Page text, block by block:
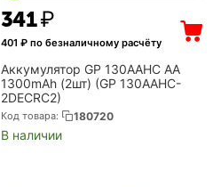
‍341‍₽
401 ₽ по безналичному расчёту
Аккумулятор GP 130AAHC AA
1300mAh (2шт) (GP 130AAHC-
2DECRC2)
Код товара: 180720
В наличии